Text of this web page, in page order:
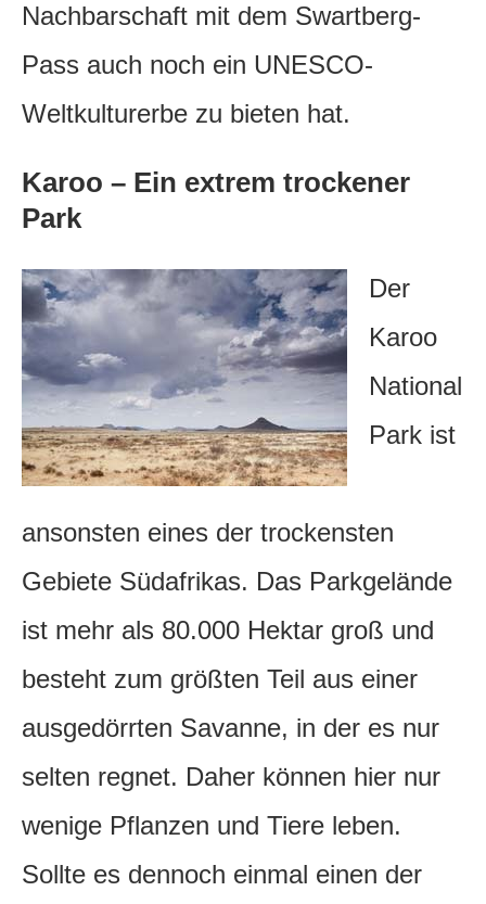
Nachbarschaft mit dem Swartberg-
Pass auch noch ein UNESCO-
Weltkulturerbe zu bieten hat.
Karoo – Ein extrem trockener
Park
Der
Karoo
National
Park ist
ansonsten eines der trockensten
Gebiete Südafrikas. Das Parkgelände
ist mehr als 80.000 Hektar groß und
besteht zum größten Teil aus einer
ausgedörrten Savanne, in der es nur
selten regnet. Daher können hier nur
wenige Pflanzen und Tiere leben.
Sollte es dennoch einmal einen der